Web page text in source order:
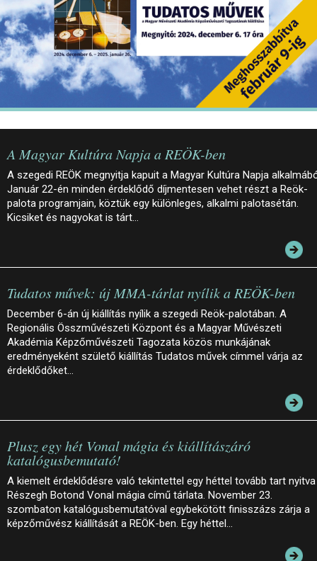
KÖZÉRDEKŰ ADATOK
A Magyar Kultúra Napja a REÖK-ben
A szegedi REÖK megnyitja kapuit a Magyar Kultúra Napja
Január 22-én minden érdeklődő díjmentesen vehet részt a Reök-
palota programjain, köztük egy különleges, alkalmi palotasétán.
Kicsiket és nagyokat is tárt…
Tudatos művek: új MMA-tárlat nyílik a REÖK-ben
December 6-án új kiállítás nyílik a szegedi Reök-palotában. A
Regionális Összművészeti Központ és a Magyar Művészeti
Akadémia Képzőművészeti Tagozata közös munkájának
eredményeként születő kiállítás Tudatos művek címmel várja az
érdeklődőket…
Plusz egy hét Vonal mágia és kiállítászáró
katalógusbemutató!
A kiemelt érdeklődésre való tekintettel egy héttel tovább tart nyitva
Részegh Botond Vonal mágia című tárlata. November 23.
szombaton katalógusbemutatóval egybekötött finisszázs zárja a
képzőművész kiállítását a REÖK-ben. Egy héttel…